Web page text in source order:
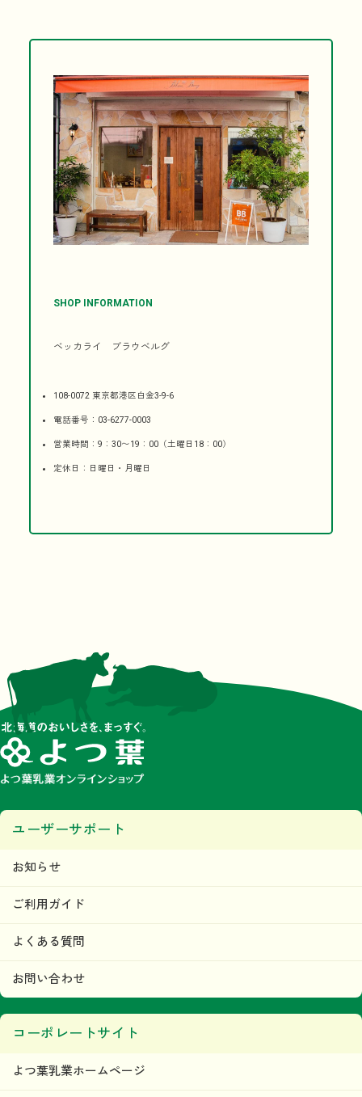
SHOP INFORMATION
ベッカライ ブラウベルグ
108-0072 東京都港区白金3-9-6
電話番号：03-6277-0003
営業時間：9：30〜19：00（土曜日18：00）
定休日：日曜日・月曜日
ユーザーサポート
お知らせ
ご利用ガイド
よくある質問
お問い合わせ
コーポレートサイト
よつ葉乳業ホームページ